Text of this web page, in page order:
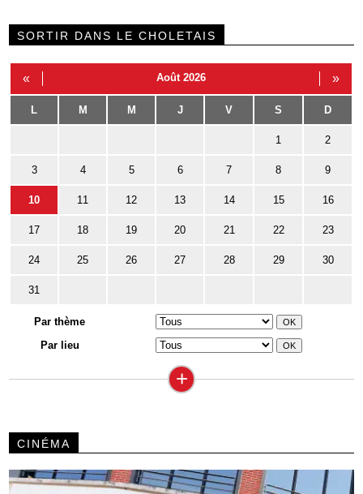
SORTIR DANS LE CHOLETAIS
« Août 2026 »
L M M J V S D
1 2
3 4 5 6 7 8 9
10 11 12 13 14 15 16
17 18 19 20 21 22 23
24 25 26 27 28 29 30
31
Par thème
Par lieu
+
CINÉMA